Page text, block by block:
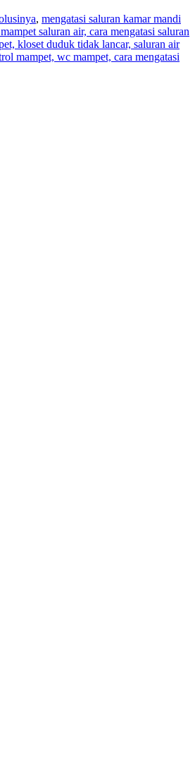
, mengatasi saluran kamar mandi
saluran air, cara mengatasi saluran
kloset duduk tidak lancar, saluran air
mampet, wc mampet, cara mengatasi